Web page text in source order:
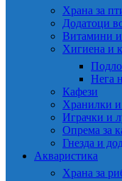
Храна за
Додатоци
Витамини
Хигиена и
Нега
Кафези
Хранилки
Играчки и
Опрема за
Гнезда и
Акваристика
Храна за